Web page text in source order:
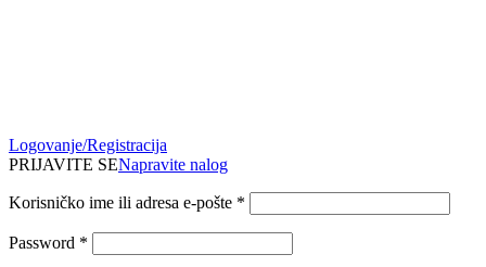
Logovanje/Registracija
PRIJAVITE SENapravite nalog
Korisničko ime ili adresa e-pošte *
Password *